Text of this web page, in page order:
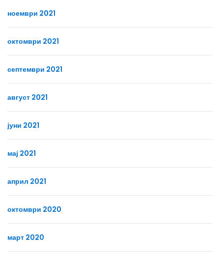
ноември 2021
октомври 2021
септември 2021
август 2021
јуни 2021
мај 2021
април 2021
октомври 2020
март 2020